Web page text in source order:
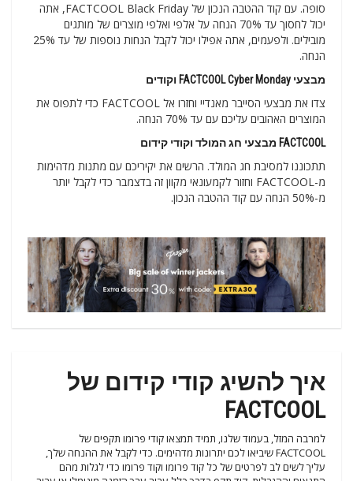
סופה. עם קוד ההטבה הנכון של FACTCOOL Black Friday, אתה
יכול לחסוך עד 70% הנחה על אלפי ואלפי מוצרים של מותגים
מובילים. ולפעמים, אתה אפילו יכול לקבל הנחות נוספות של עד 25%
הנחה.
מבצעי FACTCOOL Cyber Monday וקודים
צדו את מבצעי הסייבר מאנדיי וחזרו אל FACTCOOL כדי לתפוס את
המוצרים האהובים עליכם עם עד 70% הנחה.
FACTCOOL מבצעי חג המולד וקודי קידום
תתכוננו למסיבת חג המולד. הרשים את יקיריכם עם מתנות מדהימות
מ-FACTCOOL וחזור לקמעונאי מקוון זה בדצמבר כדי לקבל יותר
מ-50% הנחה עם קוד ההטבה הנכון.
איך להשיג קודי קידום של
FACTCOOL
למרבה המזל, בעמוד שלנו, תמיד תמצאו קודי פרומו תקפים של
FACTCOOL שיביאו לכם יתרונות מדהימים. כדי לקבל את ההנחה שלך,
עליך לשים לב לפרטים של כל קוד פרומו וקוד פרומו כדי לגלות מהם